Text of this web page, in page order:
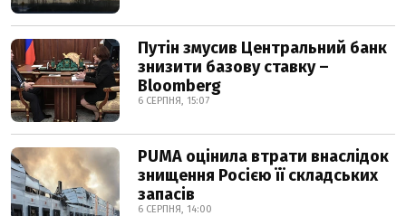
Путін змусив Центральний банк
знизити базову ставку –
Bloomberg
6 СЕРПНЯ, 15:07
PUMA оцінила втрати внаслідок
знищення Росією її складських
запасів
6 СЕРПНЯ, 14:00